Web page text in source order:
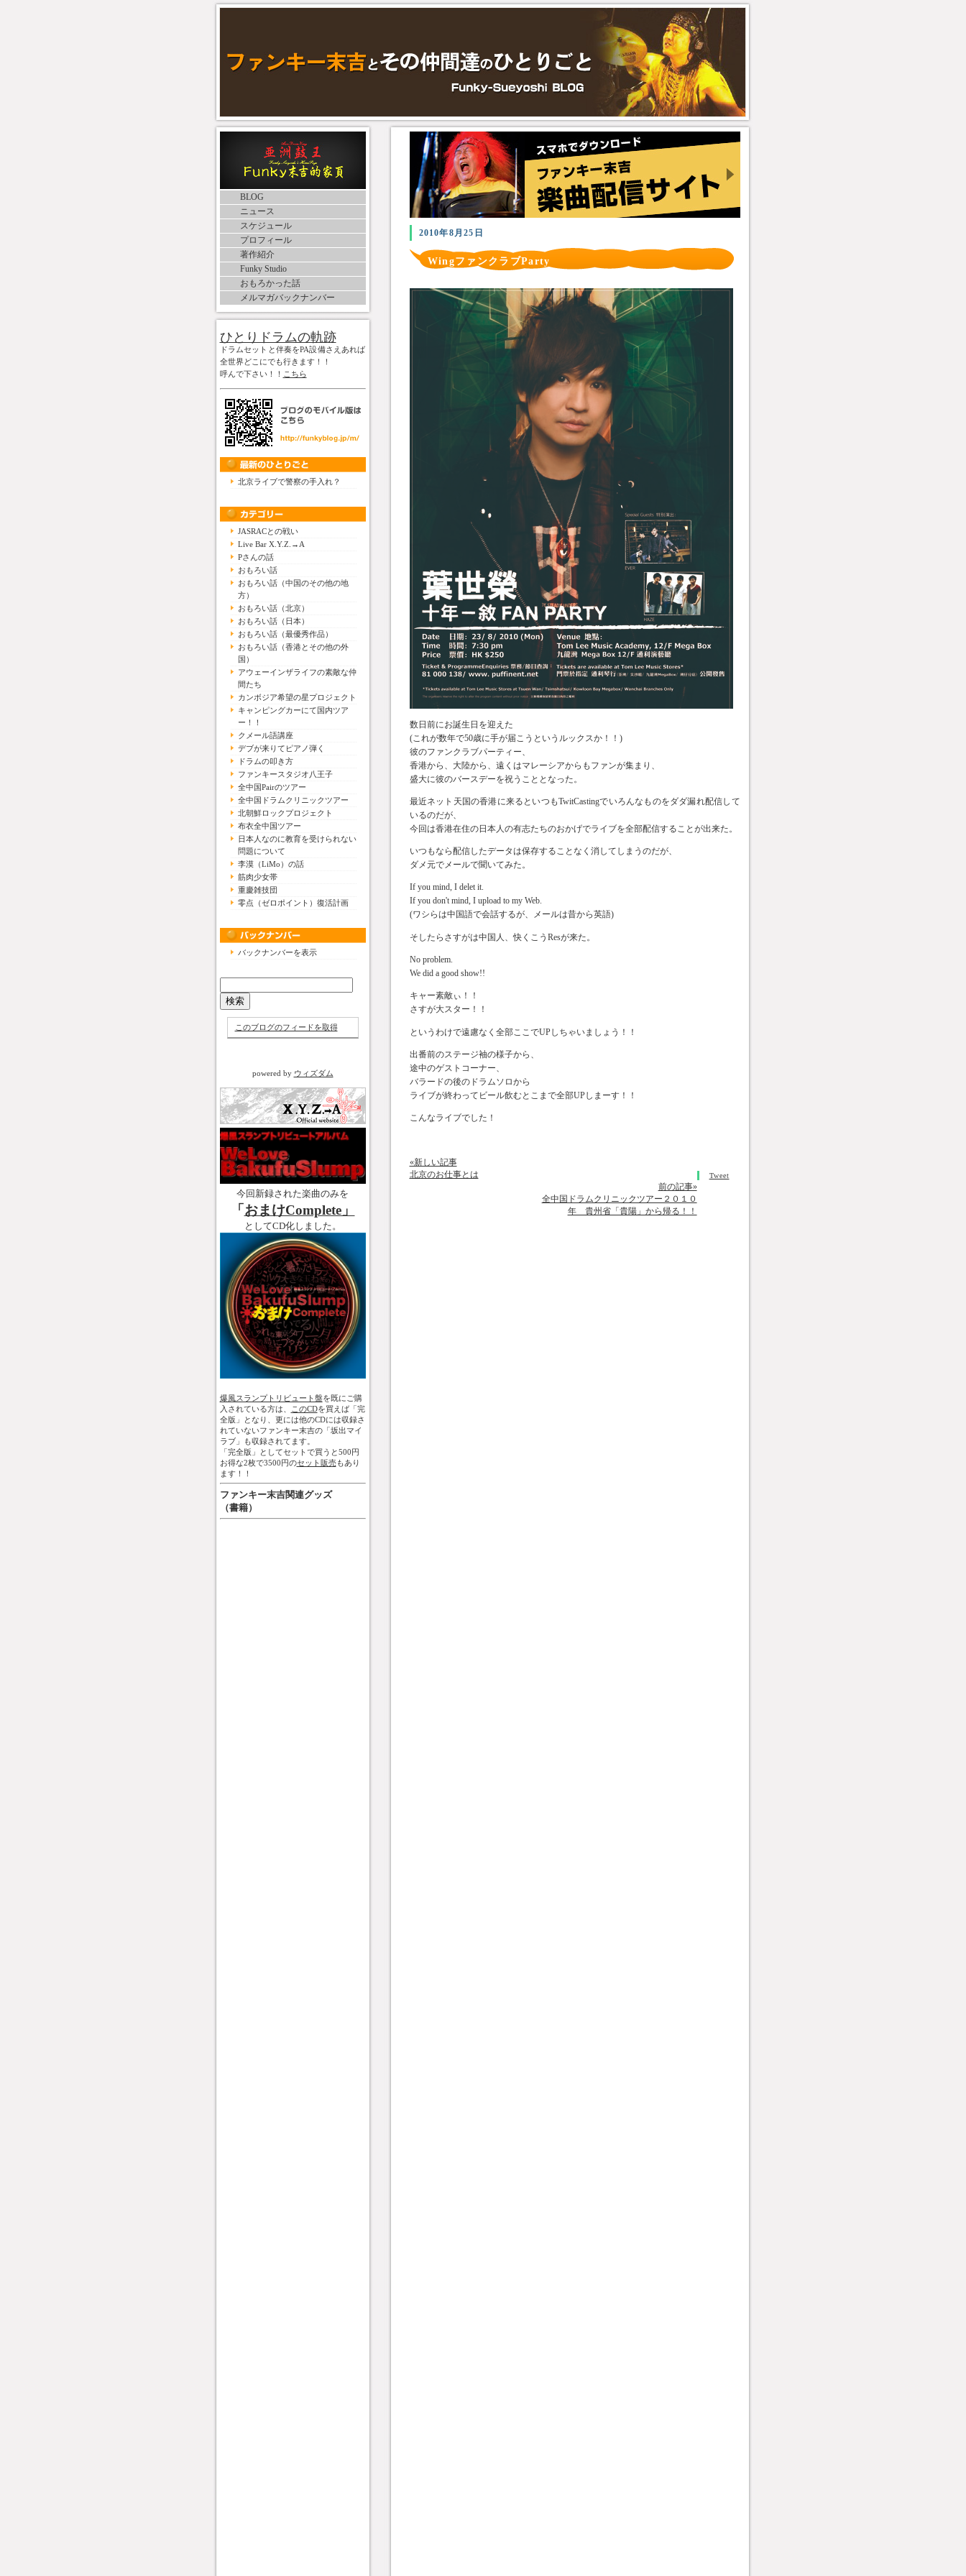
BLOG
ニュース
スケジュール
プロフィール
著作紹介
Funky Studio
おもろかった話
メルマガバックナンバー
ひとりドラムの軌跡
ドラムセットと伴奏をPA設備さえあれば
全世界どこにでも行きます！！
呼んで下さい！！ こちら
北京ライブで警察の手入れ？
JASRACとの戦い
Live Bar X.Y.Z.→A
Pさんの話
おもろい話
おもろい話（中国のその他の地
方）
おもろい話（北京）
おもろい話（日本）
おもろい話（最優秀作品）
おもろい話（香港とその他の外
国）
アウェーインザライフの素敵な仲
間たち
カンボジア希望の星プロジェクト
キャンピングカーにて国内ツア
ー！！
クメール語講座
デブが来りてピアノ弾く
ドラムの叩き方
ファンキースタジオ八王子
全中国Pairのツアー
全中国ドラムクリニックツアー
北朝鮮ロックプロジェクト
布衣全中国ツアー
日本人なのに教育を受けられない
問題について
李漠（LiMo）の話
筋肉少女帯
重慶雑技団
零点（ゼロポイント）復活計画
バックナンバーを表示
このブログのフィードを取得
powered by ウィズダム
今回新録された楽曲のみを
「おまけComplete」
としてCD化しました。
爆風スランプトリビュート盤を既にご購
入されている方は、
このCDを買えば「完
全版」となり、更には他のCDには収録さ
れていないファンキー末吉の「坂出マイ
ラブ」も収録されてます。
「完全版」としてセットで買うと500円
お得な2枚で3500円のセット販売もあり
ます！！
ファンキー末吉関連グッズ
（書籍）
2010年8月25日
WingファンクラブParty
数日前にお誕生日を迎えた
(これが数年で50歳に手が届こうというルックスか！！)
彼のファンクラブパーティー、
香港から、大陸から、遠くはマレーシアからもファンが集まり、
盛大に彼のバースデーを祝うこととなった。
最近ネット天国の香港に来るといつもTwitCastingでいろんなものをダダ漏れ配信して
いるのだが、
今回は香港在住の日本人の有志たちのおかげでライブを全部配信することが出来た。
いつもなら配信したデータは保存することなく消してしまうのだが、
ダメ元でメールで聞いてみた。
If you mind, I delet it.
If you don't mind, I upload to my Web.
(ワシらは中国語で会話するが、メールは昔から英語)
そしたらさすがは中国人、快くこうResが来た。
No problem.
We did a good show!!
キャー素敵ぃ！！
さすが大スター！！
というわけで遠慮なく全部ここでUPしちゃいましょう！！
出番前のステージ袖の様子から、
途中のゲストコーナー、
バラードの後のドラムソロから
ライブが終わってビール飲むとこまで全部UPしまーす！！
こんなライブでした！
Tweet
«新しい記事
北京のお仕事とは
前の記事»
全中国ドラムクリニックツアー２０１０
年 貴州省「貴陽」から帰る！！